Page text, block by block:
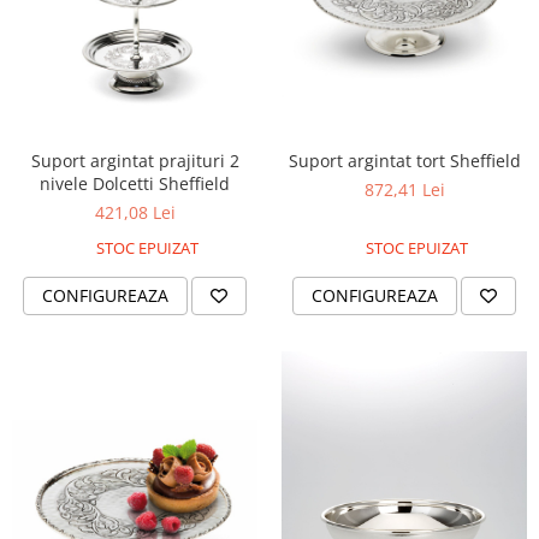
CELESTIAL PLATINUM
CORNUCOPIA
JASPER CONRAN GOLD
RENAISSANCE GOLD
ANTHEMION BLUE
BUTTERFLY BLOOM
OLD COUNTRY ROSES
PASHMINA
JASPER CONRAN WHITE
GILDED MUSE
WONDERLUST
Suport argintat prajituri 2
nivele Dolcetti Sheffield
421,08 Lei
STOC EPUIZAT
CONFIGUREAZA
Suport argintat tort Sheffield
872,41 Lei
STOC EPUIZAT
CONFIGUREAZA